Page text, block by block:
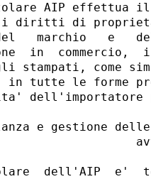
AIP effettua il
di proprieta'
marchio   e
in
stampati, come
in tutte le forme
e gestione
dell'AIP  e'